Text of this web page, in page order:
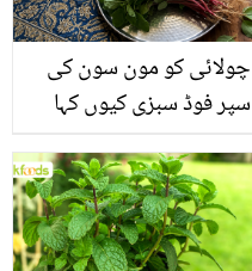
چولائی کو مون سون کی
سپر فوڈ سبزی کیوں کہا
منرلز اور اینٹی آکسیڈنٹس
سے بھرپور اس سبزی کے
فائدے